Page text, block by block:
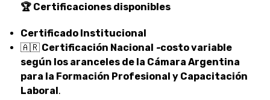
🏆 Certificaciones disponibles
Certificado Institucional
🇦🇷Certificación Nacional -costo variable
según los aranceles de la Cámara Argentina
para la Formación Profesional y Capacitación
Laboral.